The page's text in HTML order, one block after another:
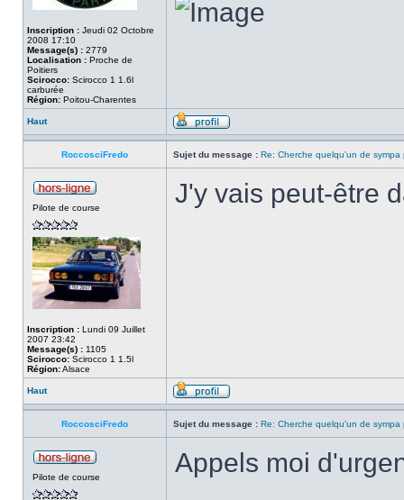
Inscription : Jeudi 02 Octobre
2008 17:10
Message(s) : 2779
Localisation : Proche de
Poitiers
Scirocco: Scirocco 1 1.6l
carburée
Région: Poitou-Charentes
Haut
RoccosciFredo Sujet du message : Re: Cherche quelqu'un de
Pilote de course
Inscription : Lundi 09 Juillet
2007 23:42
Message(s) : 1105
Scirocco: Scirocco 1 1.5l
Région:Alsace
J'y vais peut-être
Haut
RoccosciFredo Sujet du message : Re: Cherche quelqu'un de
Pilote de course Appels moi